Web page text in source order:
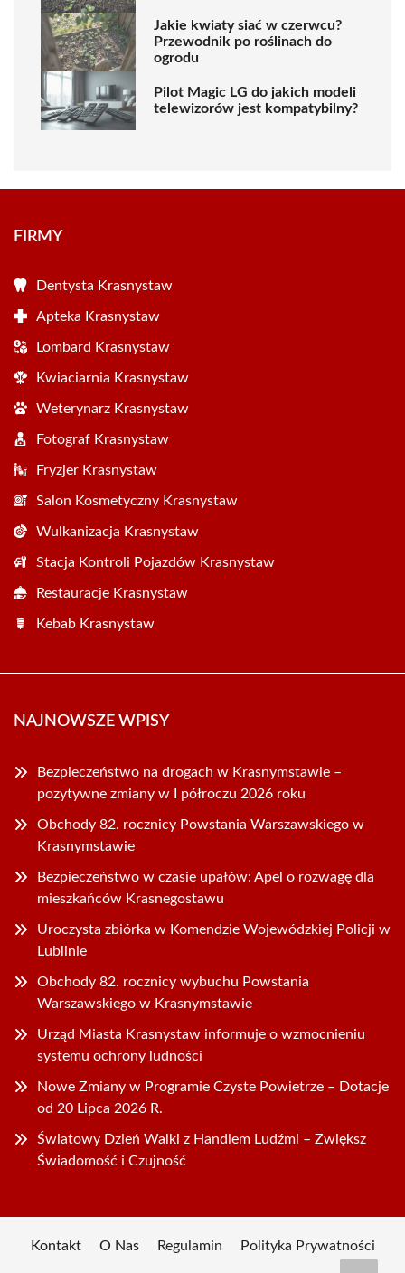
Jakie kwiaty siać w czerwcu?
Przewodnik po roślinach do
ogrodu
Pilot Magic LG do jakich modeli
telewizorów jest kompatybilny?
FIRMY
Dentysta Krasnystaw
Apteka Krasnystaw
Lombard Krasnystaw
Kwiaciarnia Krasnystaw
Weterynarz Krasnystaw
Fotograf Krasnystaw
Fryzjer Krasnystaw
Salon Kosmetyczny Krasnystaw
Wulkanizacja Krasnystaw
Stacja Kontroli Pojazdów Krasnystaw
Restauracje Krasnystaw
Kebab Krasnystaw
NAJNOWSZE WPISY
Bezpieczeństwo na drogach w Krasnymstawie –
pozytywne zmiany w I półroczu 2026 roku
Obchody 82. rocznicy Powstania Warszawskiego w
Krasnymstawie
Bezpieczeństwo w czasie upałów: Apel o rozwagę dla
mieszkańców Krasnegostawu
Uroczysta zbiórka w Komendzie Wojewódzkiej Policji w
Lublinie
Obchody 82. rocznicy wybuchu Powstania
Warszawskiego w Krasnymstawie
Urząd Miasta Krasnystaw informuje o wzmocnieniu
systemu ochrony ludności
Nowe Zmiany w Programie Czyste Powietrze – Dotacje
od 20 Lipca 2026 R.
Światowy Dzień Walki z Handlem Ludźmi – Zwiększ
Świadomość i Czujność
Kontakt O Nas Regulamin Polityka Prywatności